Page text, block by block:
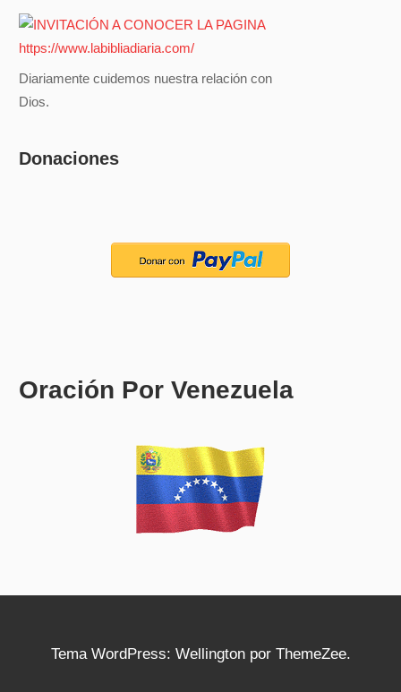
Diariamente cuidemos nuestra relación con
Dios.
Donaciones
Oración Por Venezuela
Tema WordPress: Wellington por ThemeZee.